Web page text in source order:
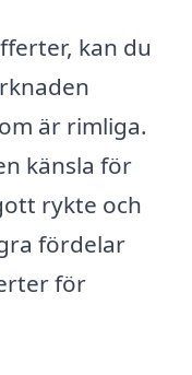
kan du
är rimliga.
känsla för
rykte och
fördelar
för